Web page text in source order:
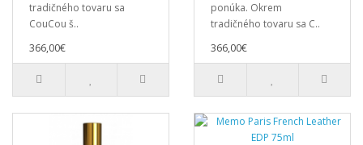
tradičného tovaru sa
CouCou š..
366,00€
ponúka. Okrem
tradičného tovaru sa C..
366,00€